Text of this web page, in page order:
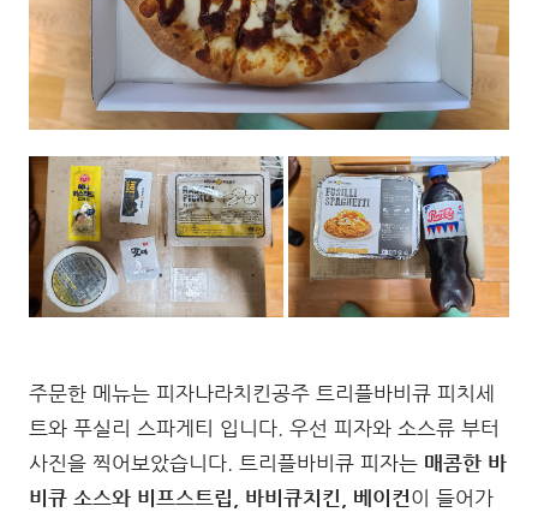
주문한 메뉴는 피자나라치킨공주 트리플바비큐 피치세
트와 푸실리 스파게티 입니다. 우선 피자와 소스류 부터
사진을 찍어보았습니다. 트리플바비큐 피자는 매콤한 바
비큐 소스와 비프스트립, 바비큐치킨, 베이컨이 들어가